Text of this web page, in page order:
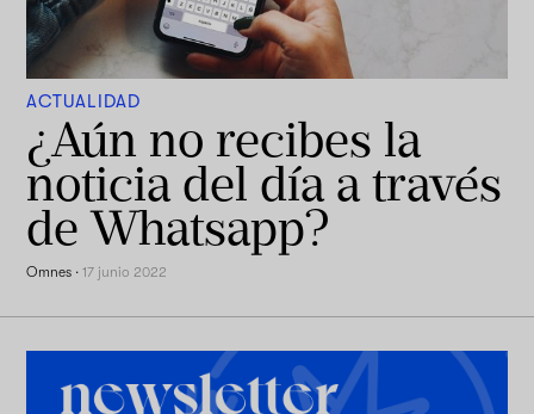
ACTUALIDAD
¿Aún no recibes la
noticia del día a través
de Whatsapp?
Omnes ·17 junio 2022